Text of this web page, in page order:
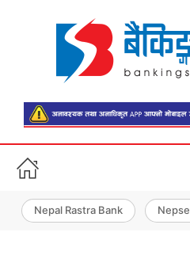
Nepal Rastra Bank Nepse